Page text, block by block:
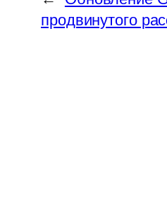
продвинутого